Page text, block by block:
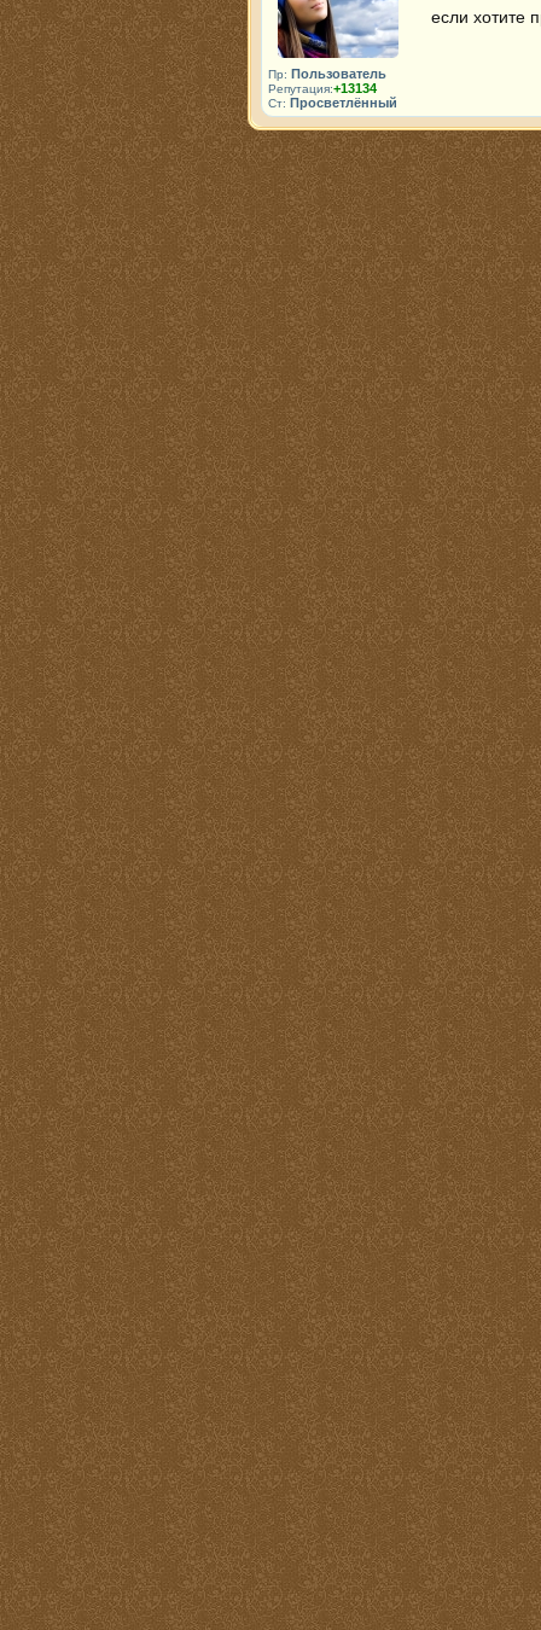
Пр: Пользователь
Репутация:+13134
Ст: Просветлённый
если хотите